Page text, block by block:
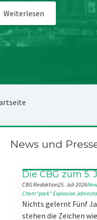
Weiterlesen
News und
Die CBG zum 5.
CBG Redaktion25. Juli 2026
Chem“park“Explosion
Nichts gelernt Fünf
stehen die Zeichen